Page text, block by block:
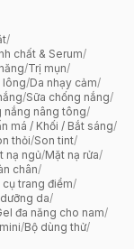
/
chất & Serum/
/Trị mụn/
lông/Da nhạy cảm/
/Sữa chống nắng/
nắng nâng tông/
má / Khối / Bắt sáng/
thỏi/Son tint/
nạ ngủ/Mặt nạ rửa/
chân/
cụ trang điểm/
da/
đa năng cho nam/
/Bộ dùng thử/